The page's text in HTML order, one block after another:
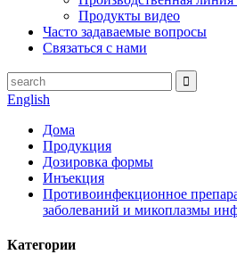
Продукты видео
Часто задаваемые вопросы
Связаться с нами
English
Дома
Продукция
Дозировка формы
Инъекция
Противоинфекционное
заболеваний и микоплазмы
Категории